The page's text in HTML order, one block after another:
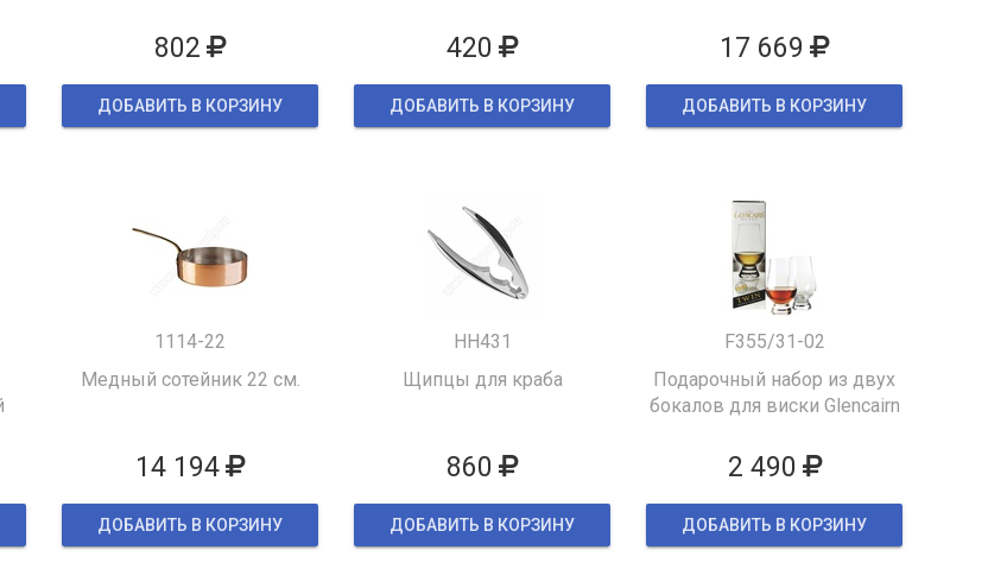
802
ДОБАВИТЬ В КОРЗИНУ
420
ДОБАВИТЬ В КОРЗИНУ
17 669
ДОБАВИТЬ В КОРЗИНУ
1114-22
Медный сотейник 22 см.
14 194
ДОБАВИТЬ В КОРЗИНУ
HH431
Щипцы для краба
860
ДОБАВИТЬ В КОРЗИНУ
F355/31-02
Подарочный набор из двух
бокалов для виски Glencairn
2 490
ДОБАВИТЬ В КОРЗИНУ